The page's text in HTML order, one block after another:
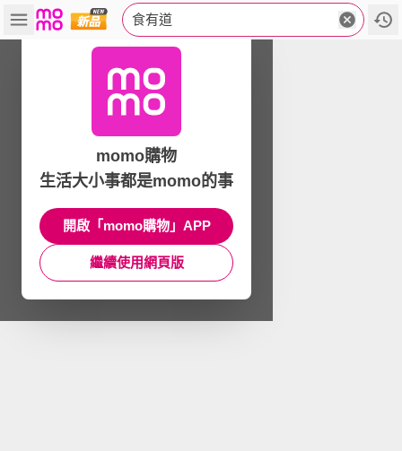
食有道
momo購物
生活大小事都是momo的事
開啟「momo購物」APP
繼續使用網頁版